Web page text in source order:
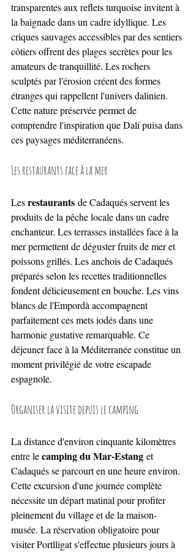
transparentes aux reflets turquoise invitent à
la baignade dans un cadre idyllique. Les
criques sauvages accessibles par des sentiers
côtiers offrent des plages secrètes pour les
amateurs de tranquillité. Les rochers
sculptés par l'érosion créent des formes
étranges qui rappellent l'univers dalinien.
Cette nature préservée permet de
comprendre l'inspiration que Dalí puisa dans
ces paysages méditerranéens.
Les restaurants face à la mer
Les restaurants de Cadaqués servent les
produits de la pêche locale dans un cadre
enchanteur. Les terrasses installées face à la
mer permettent de déguster fruits de mer et
poissons grillés. Les anchois de Cadaqués
préparés selon les recettes traditionnelles
fondent délicieusement en bouche. Les vins
blancs de l'Empordà accompagnent
parfaitement ces mets iodés dans une
harmonie gustative remarquable. Ce
déjeuner face à la Méditerranée constitue un
moment privilégié de votre escapade
espagnole.
Organiser la visite depuis le camping
La distance d'environ cinquante kilomètres
entre le camping du Mar-Estang et
Cadaqués se parcourt en une heure environ.
Cette excursion d'une journée complète
nécessite un départ matinal pour profiter
pleinement du village et de la maison-
musée. La réservation obligatoire pour
visiter Portlligat s'effectue plusieurs jours à